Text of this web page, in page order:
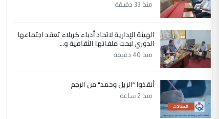
الموضوع :
جامعاتها سنويا
عبد الأمير جاسم هليل
التعليق : نحن اباء الطلاب الأوائل على العراق
نتشرف بلقاء السيد احمد الصافي في العتبات
الحسنية لزرع ...
الموضوع :
منذ 33 دقيقة
الهيئة الإدارية لاتحاد أدباء كربلاء تعقد اجتماعها
الدوري لبحث ملفاتها الثقافية و...
منذ 40 دقيقة
أنقذوا "الريل وحمد" من الرجم
منذ 2 ساعة